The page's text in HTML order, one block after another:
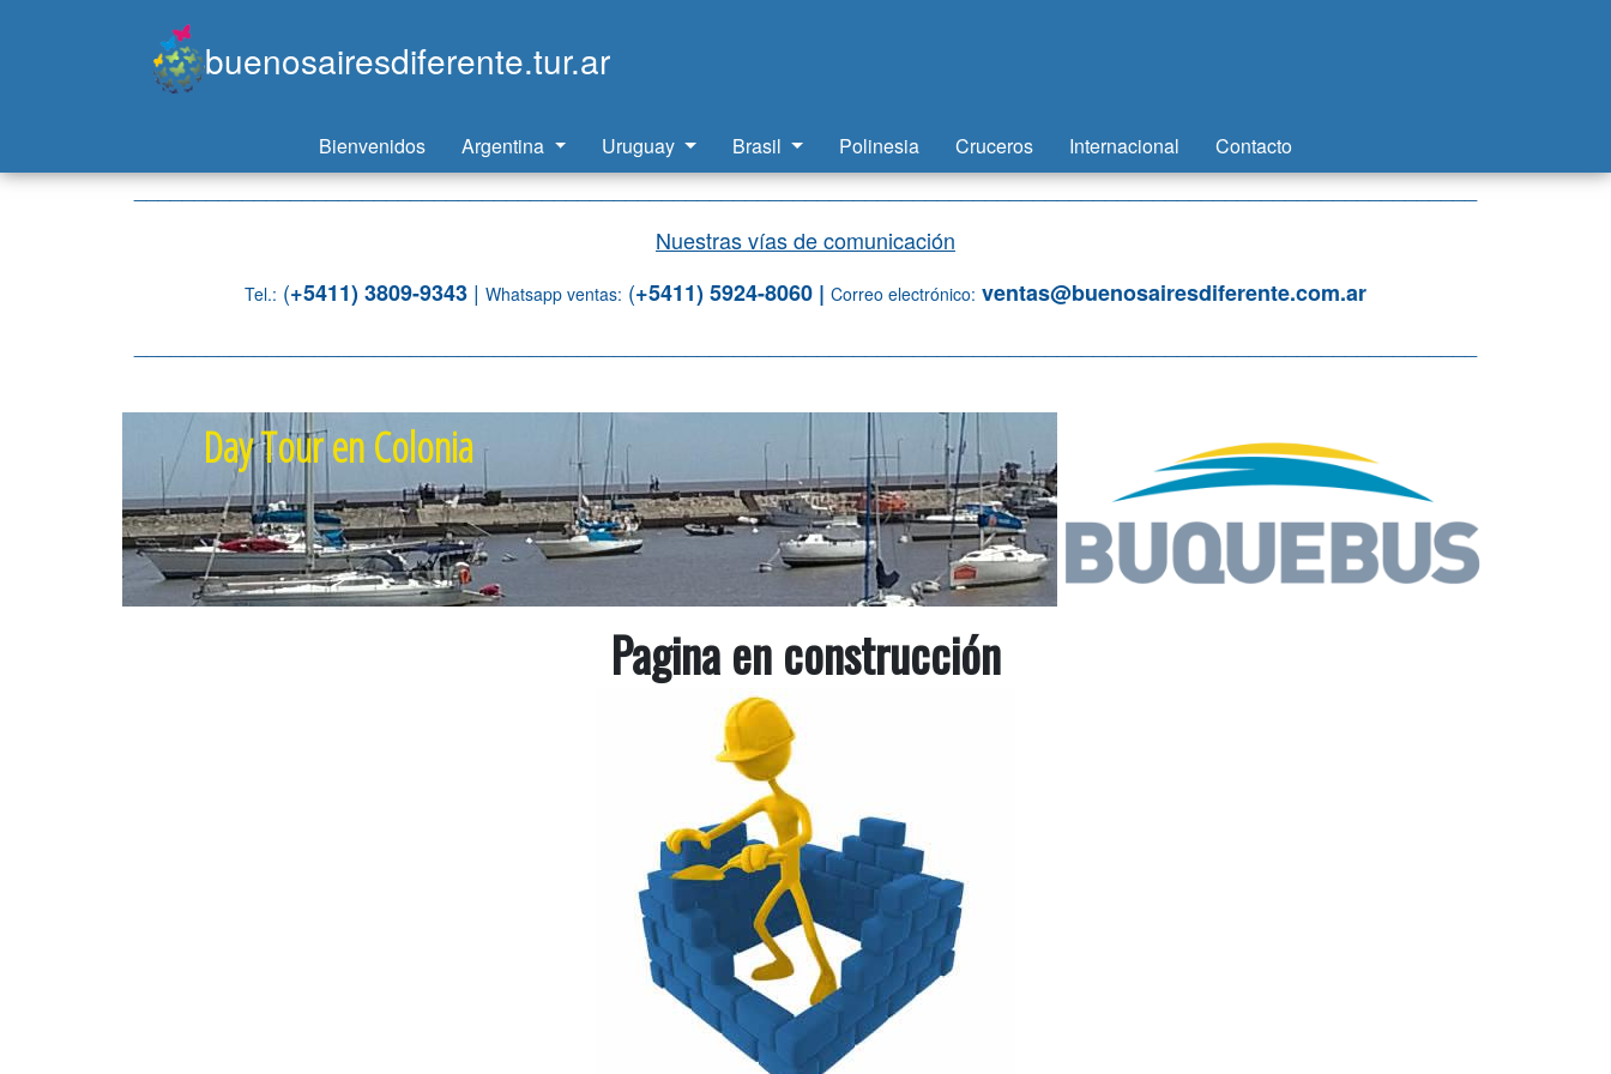
buenosairesdiferente.tur.ar
Bienvenidos Argentina Uruguay Brasil Polinesia Cruceros Internacional Contacto
________________________________________________________________________________________________________________
Nuestras vías de comunicación
Tel.: (+5411) 3809-9343 | Whatsapp ventas: (+5411) 5924-8060 | Correo electrónico: ventas@buenosairesdiferente.com.ar
Day Tour en Colonia
Pagina en construcción